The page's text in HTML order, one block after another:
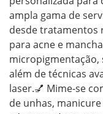
ampla gama de
desde tratamentos
para acne e
micropigmentação,
além de técnicas
laser.💅 Mime-se
de unhas,